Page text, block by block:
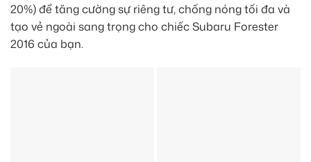
20%) để tăng cường sự riêng tư, chống nóng tối đa và
tạo vẻ ngoài sang trọng cho chiếc Subaru Forester
2016 của bạn.